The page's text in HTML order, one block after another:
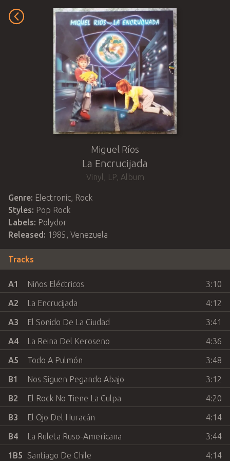
Miguel Ríos
La Encrucijada
Vinyl , LP, Album
Genre: Electronic, Rock
Styles: Pop Rock
Labels: Polydor
Released: 1985 , Venezuela
Tracks
A1 Niños Eléctricos 3:10
A2 La Encrucijada 4:12
A3 El Sonido De La Ciudad 3:41
A4 La Reina Del Keroseno 4:36
A5 Todo A Pulmón 3:48
B1 Nos Siguen Pegando Abajo 3:12
B2 El Rock No Tiene La Culpa 4:20
B3 El Ojo Del Huracán 4:14
B4 La Ruleta Ruso-Americana 3:44
1B5 Santiago De Chile 4:14